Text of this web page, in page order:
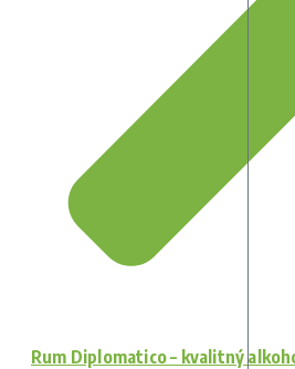
Rum Diplomatico – kvalitný